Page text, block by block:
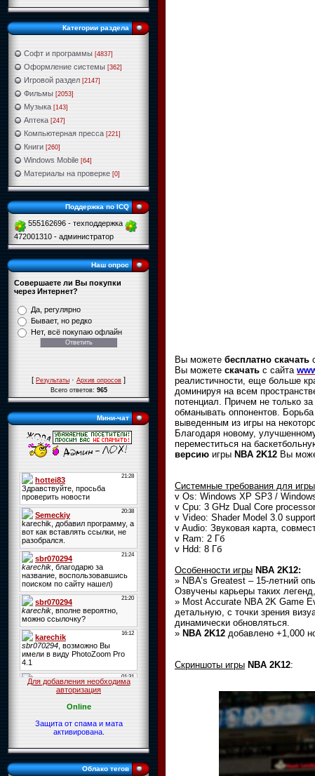
Категории раздела
Софт и программы [4837]
Оформление системы [362]
Игровой раздел [2147]
Фильмы [2053]
Музыка [143]
Аптека [247]
Компьютерная пресса [221]
Книги [260]
Windows Mobile [64]
Материалы на проверке [0]
Поддержка по ICQ
555162696 - техподдержка
472001310 - администратор
Наш опрос
Совершаете ли Вы покупки
через Интернет?
Да, регулярно
Бывает, но редко
Нет, всё покупаю офлайн
[Результаты·Архив опросов]
Всего ответов:965
Мини-чат
Для добавления необходима
авторизация
Online
Защита от спама и мата
активирована.
Облако тегов
Вы можете бесплатно скачать
Вы можете скачать с сайта
реалистичности, еще больше
доминируя на всем
потенциал. Причем не только
обманывать оппонентов.
выведенным из игры на
Благодаря новому,
переместиться на
версию игры NBA 2K12 Вы
Системные требования для игры
v Os: Windows XP SP3 /
v Cpu: 3 GHz Dual Core
v Video: Shader Model 3.0
v Audio: Звуковая карта,
v Ram: 2 Гб
v Hdd: 8 Гб
Особенности игры NBA 2K12:
» NBA’s Greatest – 15-летний
Озвучены карьеры таких
» Most Accurate NBA 2K Game
детальную, с точки зрения
динамически обновляться.
» NBA 2K12 добавлено +1,000
Скриншоты игры NBA 2K12: